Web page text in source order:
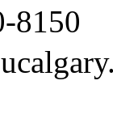
8150